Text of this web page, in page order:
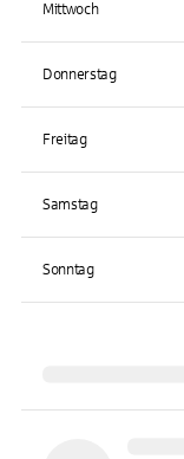
Mittwoch
Donnerstag
Freitag
Samstag
Sonntag